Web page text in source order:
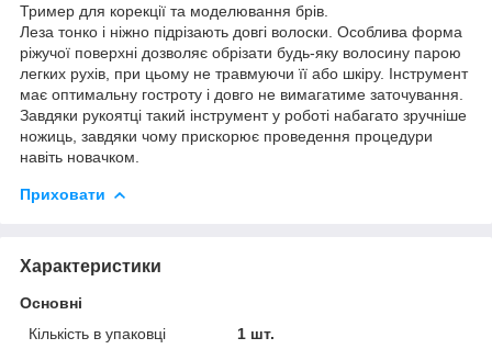
Тример для корекції та моделювання брів.
Леза тонко і ніжно підрізають довгі волоски. Особлива форма
ріжучої поверхні дозволяє обрізати будь-яку волосину парою
легких рухів, при цьому не травмуючи її або шкіру. Інструмент
має оптимальну гостроту і довго не вимагатиме заточування.
Завдяки рукоятці такий інструмент у роботі набагато зручніше
ножиць, завдяки чому прискорює проведення процедури
навіть новачком.
Приховати
Характеристики
Основні
Кількість в упаковці
1 шт.